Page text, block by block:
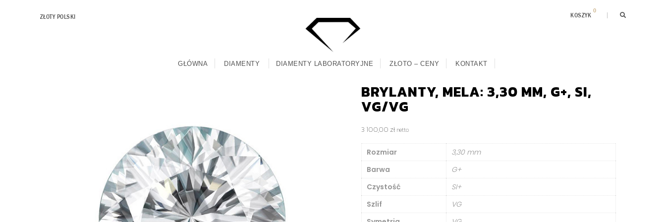
ZŁOTY POLSKI KOSZYK
0
GŁÓWNA DIAMENTY DIAMENTY LABORATORYJNE ZŁOTO – CENY KONTAKT
BRYLANTY, MELA: 3,30 MM, G+, SI,
VG/VG
3 100,00 zł netto
Rozmiar
3,30 mm
Barwa
G+
Czystość
SI+
Szlif
VG